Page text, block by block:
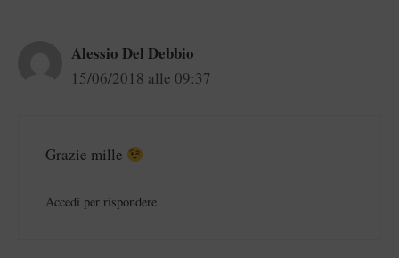
Alessio Del Debbio
15/06/2018 alle 09:37
Grazie mille
Accedi per rispondere